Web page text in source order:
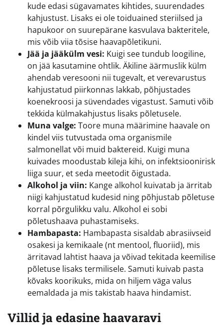
kude edasi sügavamates kihtides, suurendades
kahjustust. Lisaks ei ole toiduained steriilsed ja
hapukoor on suurepärane kasvulava bakteritele,
mis võib viia tõsise haavapõletikuni.
Jää ja jääkülm vesi: Kuigi see tundub loogiline,
on jää kasutamine ohtlik. Äkiline äärmuslik külm
ahendab veresooni nii tugevalt, et verevarustus
kahjustatud piirkonnas lakkab, põhjustades
koenekroosi ja süvendades vigastust. Samuti võib
tekkida külmakahjustus lisaks põletusele.
Muna valge: Toore muna määrimine haavale on
kindel viis tutvustada oma organismile
salmonellat või muid baktereid. Kuigi muna
kuivades moodustab kileja kihi, on infektsioonirisk
liiga suur, et seda meetodit õigustada.
Alkohol ja viin: Kange alkohol kuivatab ja ärritab
niigi kahjustatud kudesid ning põhjustab põletuse
korral põrgulikku valu. Alkohol ei sobi
põletushaava puhastamiseks.
Hambapasta: Hambapasta sisaldab abrasiivseid
osakesi ja kemikaale (nt mentool, fluoriid), mis
ärritavad lahtist haava ja võivad tekitada keemilise
põletuse lisaks termilisele. Samuti kuivab pasta
kõvaks koorikuks, mida on hiljem väga valus
eemaldada ja mis takistab haava hindamist.
Villid ja edasine haavaravi